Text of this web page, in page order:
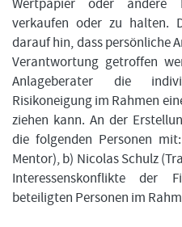
Wertpapier oder andere
verkaufen oder zu halten.
darauf hin, dass persönliche
Verantwortung getroffen
Anlageberater die
Risikoneigung im Rahmen
ziehen kann. An der
die folgenden Personen
Mentor), b) Nicolas Schulz
Interessenskonflikte der
beteiligten Personen im